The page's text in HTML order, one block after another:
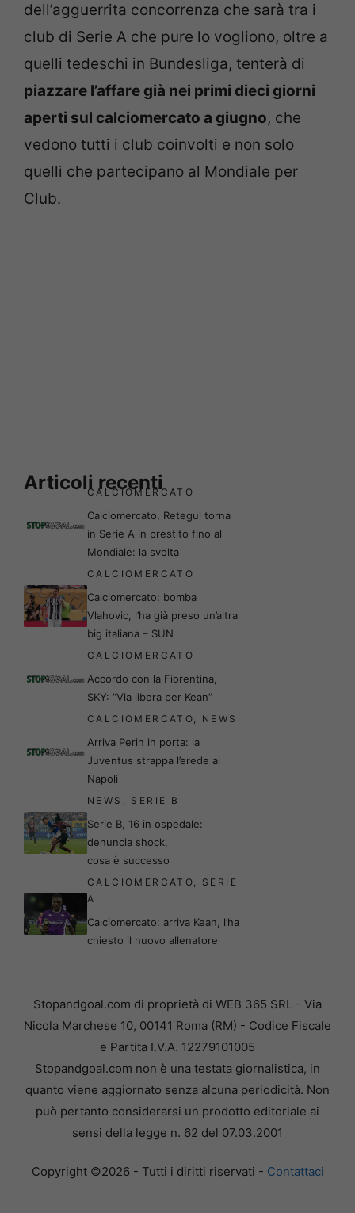
dell’agguerrita concorrenza che sarà tra i
club di Serie A che pure lo vogliono, oltre a
quelli tedeschi in Bundesliga, tenterà di
piazzare l’affare già nei primi dieci giorni
aperti sul calciomercato a giugno, che
vedono tutti i club coinvolti e non solo
quelli che partecipano al Mondiale per
Club.
Articoli recenti
CALCIOMERCATO
Calciomercato, Retegui torna
in Serie A in prestito fino al
Mondiale: la svolta
CALCIOMERCATO
Calciomercato: bomba
Vlahovic, l’ha già preso un’altra
big italiana – SUN
CALCIOMERCATO
Accordo con la Fiorentina,
SKY: “Via libera per Kean”
CALCIOMERCATO NEWS
Arriva Perin in porta: la
Juventus strappa l’erede al
Napoli
NEWS SERIE B
Serie B, 16 in ospedale:
denuncia shock,
cosa è successo
CALCIOMERCATO
SERIE
A
Calciomercato: arriva Kean, l’ha
chiesto il nuovo allenatore
Stopandgoal.com di proprietà di WEB 365 SRL - Via
Nicola Marchese 10, 00141 Roma (RM) - Codice Fiscale
e Partita I.V.A. 12279101005
Stopandgoal.com non è una testata giornalistica, in
quanto viene aggiornato senza alcuna periodicità. Non
può pertanto considerarsi un prodotto editoriale ai
sensi della legge n. 62 del 07.03.2001
Copyright ©2026 - Tutti i diritti riservati - Contattaci